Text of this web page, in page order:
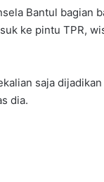
Bantul bagian
ke pintu TPR,
saja
dia.